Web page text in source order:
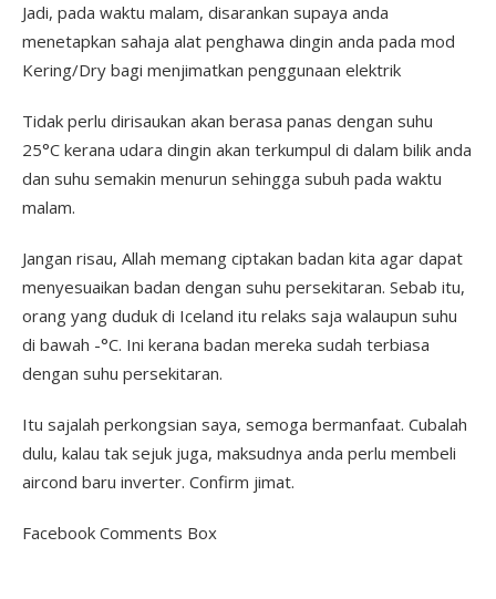
Jadi, pada waktu malam, disarankan supaya anda
menetapkan sahaja alat penghawa dingin anda pada mod
Kering/Dry bagi menjimatkan penggunaan elektrik
Tidak perlu dirisaukan akan berasa panas dengan suhu
25°C kerana udara dingin akan terkumpul di dalam bilik anda
dan suhu semakin menurun sehingga subuh pada waktu
malam.
Jangan risau, Allah memang ciptakan badan kita agar dapat
menyesuaikan badan dengan suhu persekitaran. Sebab itu,
orang yang duduk di Iceland itu relaks saja walaupun suhu
di bawah -°C. Ini kerana badan mereka sudah terbiasa
dengan suhu persekitaran.
Itu sajalah perkongsian saya, semoga bermanfaat. Cubalah
dulu, kalau tak sejuk juga, maksudnya anda perlu membeli
aircond baru inverter. Confirm jimat.
Facebook Comments Box